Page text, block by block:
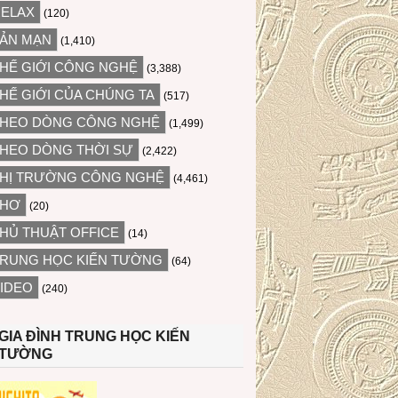
(120)
MẠN (1,410)
GIỚI CÔNG NGHỆ (3,388)
GIỚI CỦA CHÚNG TA (517)
DÒNG CÔNG NGHỆ (1,499)
DÒNG THỜI SỰ (2,422)
TRƯỜNG CÔNG NGHỆ (4,461)
(20)
THUẬT OFFICE (14)
HỌC KIẾN TƯỜNG (64)
(240)
ĐÌNH TRUNG HỌC KIẾN